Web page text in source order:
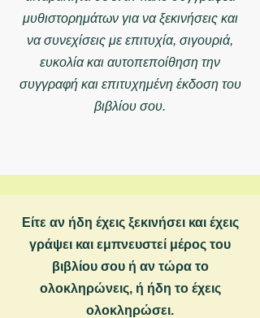
μυθιστορημάτων για να ξεκινήσεις και
να συνεχίσεις με επιτυχία, σιγουριά,
ευκολία και αυτοπεποίθηση την
συγγραφή και επιτυχημένη έκδοση του
βιβλίου σου.
Είτε αν ήδη έχεις ξεκινήσει και έχεις
γράψει και εμπνευστεί μέρος του
βιβλίου σου ή αν τώρα το
ολοκληρώνεις, ή ήδη το έχεις
ολοκληρώσει.